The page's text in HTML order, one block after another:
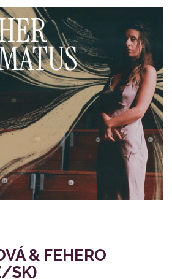
& FEHERO
SK)